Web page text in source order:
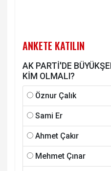
ANKETE KATILIN
AK PARTİ'DE
KİM OLMALI?
Öznur Çalık
Sami Er
Ahmet Çakır
Mehmet Çınar